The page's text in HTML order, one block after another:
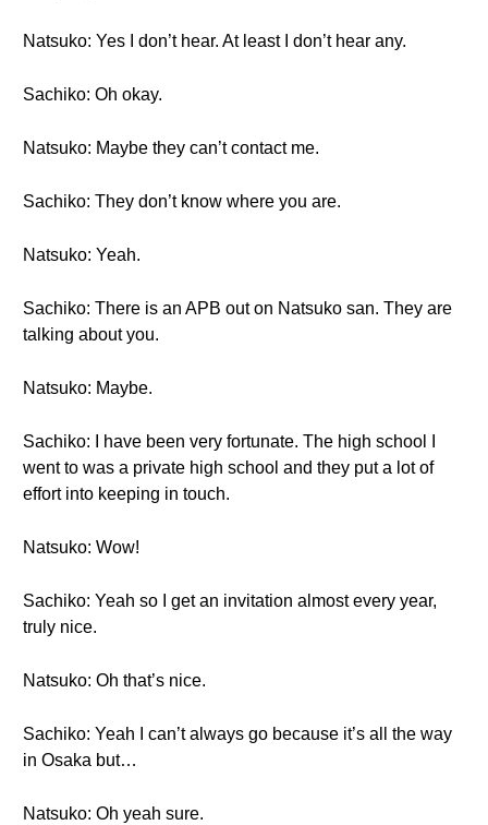
Natsuko: Yes I don’t hear. At least I don’t hear any.
Sachiko: Oh okay.
Natsuko: Maybe they can’t contact me.
Sachiko: They don’t know where you are.
Natsuko: Yeah.
Sachiko: There is an APB out on Natsuko san. They are
talking about you.
Natsuko: Maybe.
Sachiko: I have been very fortunate. The high school I
went to was a private high school and they put a lot of
effort into keeping in touch.
Natsuko: Wow!
Sachiko: Yeah so I get an invitation almost every year,
truly nice.
Natsuko: Oh that’s nice.
Sachiko: Yeah I can’t always go because it’s all the way
in Osaka but…
Natsuko: Oh yeah sure.